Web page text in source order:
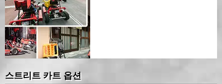
스트리트 카트 옵션